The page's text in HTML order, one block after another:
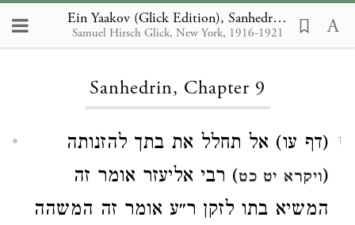
Ein Yaakov (Glick Edition), Sanhedrin 9
Samuel Hirsch Glick, New York, 1916-1921
Loading...
Sanhedrin, Chapter 9
1
(דף עו) אל תחלל את בתך להזנותה
(ויקרא יט כט) רבי אליעזר אומר זה
המשיא בתו לזקן ר״ע אומר זה המשהה